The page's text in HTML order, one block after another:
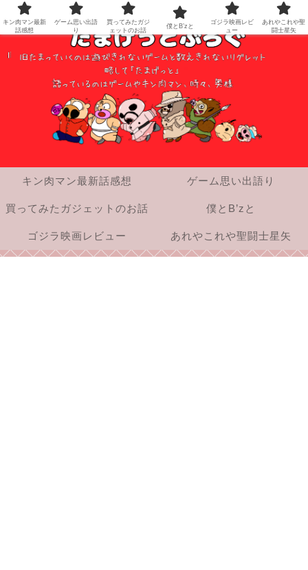
キン肉マン最新話感想 ゲーム思い出語り
買ってみたガジェットのお話 僕とB’zと
ゴジラ映画レビュー あれやこれや聖闘士星矢
キン肉マン最新
話感想
ゲーム思い出語
り
買ってみたガジ
ェットのお話
僕とB’zと
ゴジラ映画レビ
ュー
あれやこれや聖
闘士星矢